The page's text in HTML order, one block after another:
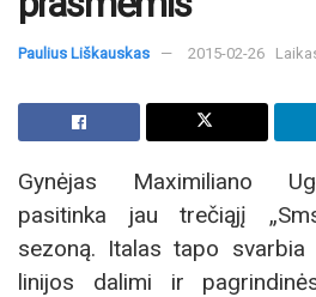
Paulius Liškauskas 2015-02-26
Gynėjas Maximiliano
pasitinka jau trečiąjį
sezoną. Italas tapo svarbia
linijos dalimi ir